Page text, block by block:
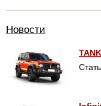
Новости